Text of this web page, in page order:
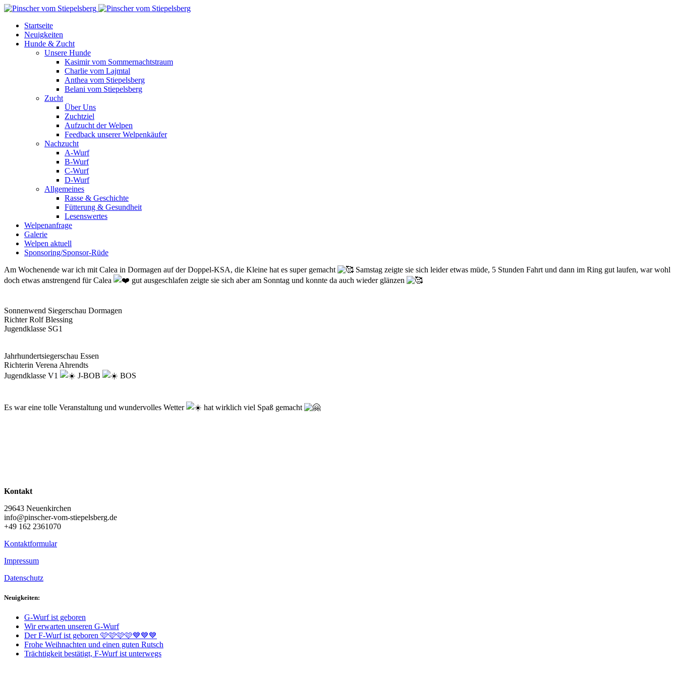
Startseite
Neuigkeiten
Hunde & Zucht
Unsere Hunde
Kasimir vom Sommernachtstraum
Charlie vom Lajmtal
Anthea vom Stiepelsberg
Belani vom Stiepelsberg
Zucht
Über Uns
Zuchtziel
Aufzucht der Welpen
Feedback unserer Welpenkäufer
Nachzucht
A-Wurf
B-Wurf
C-Wurf
D-Wurf
Allgemeines
Rasse & Geschichte
Fütterung & Gesundheit
Lesenswertes
Welpenanfrage
Galerie
Welpen aktuell
Sponsoring/Sponsor-Rüde
Am Wochenende war ich mit Calea in Dormagen auf der Doppel-KSA, die Kleine hat es super gemacht
Samstag zeigte sie sich leider etwas müde, 5 Stunden Fahrt und dann im Ring gut laufen, war wohl
doch etwas anstrengend für Calea
gut ausgeschlafen zeigte sie sich aber am Sonntag und konnte da auch wieder glänzen
Sonnenwend Siegerschau Dormagen
Richter Rolf Blessing
Jugendklasse SG1
Jahrhundertsiegerschau Essen
Richterin Verena Ahrendts
Jugendklasse V1
J-BOB BOS
Es war eine tolle Veranstaltung und wundervolles Wetter hat wirklich viel Spaß gemacht
Kontakt
29643 Neuenkirchen
info@pinscher-vom-stiepelsberg.de
+49 162 2361070
Kontaktformular
Impressum
Datenschutz
Neuigkeiten:
G-Wurf ist geboren
Wir erwarten unseren G-Wurf
Der F-Wurf ist geboren 🩷🩷🩷🩷💙💙💙
Frohe Weihnachten und einen guten Rutsch
Trächtigkeit bestätigt, F-Wurf ist unterwegs